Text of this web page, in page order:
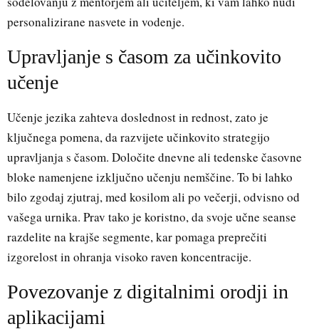
personalizirane nasvete in vodenje.
Upravljanje s časom za učinkovito
učenje
Učenje jezika zahteva doslednost in rednost, zato je
ključnega pomena, da razvijete učinkovito strategijo
upravljanja s časom. Določite dnevne ali tedenske časovne
bloke namenjene izključno učenju nemščine. To bi lahko
bilo zgodaj zjutraj, med kosilom ali po večerji, odvisno od
vašega urnika. Prav tako je koristno, da svoje učne seanse
razdelite na krajše segmente, kar pomaga preprečiti
izgorelost in ohranja visoko raven koncentracije.
Povezovanje z digitalnimi orodji in
aplikacijami